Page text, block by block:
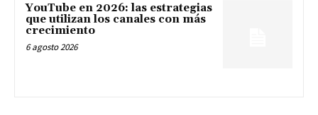
YouTube en 2026: las estrategias
que utilizan los canales con más
crecimiento
6 agosto 2026